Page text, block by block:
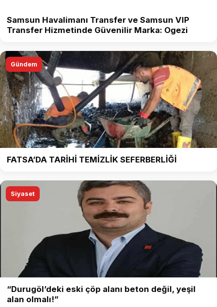
Samsun Havalimanı Transfer ve Samsun VIP
Transfer Hizmetinde Güvenilir Marka: Ogezi
Gündem
FATSA’DA TARİHİ TEMİZLİK SEFERBERLİĞİ
Siyaset
“Durugöl’deki eski çöp alanı beton değil, yeşil
alan olmalı!”